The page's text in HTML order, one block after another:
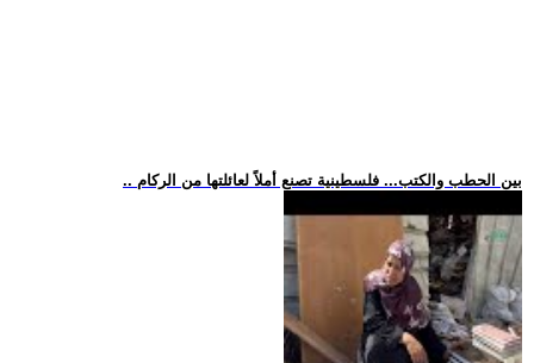
.. بين الحطب والكتب... فلسطينية تصنع أملاً لعائلتها من الركام